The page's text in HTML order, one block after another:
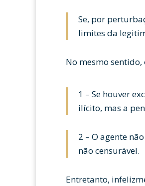
Se, por
limites da
No mesmo
1 – Se houver
ilícito, mas a
2 – O agente
não censurável.
Entretanto,